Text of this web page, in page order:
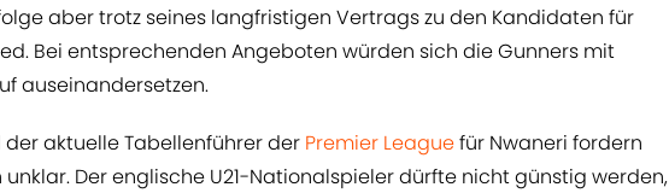
aber trotz seines langfristigen Vertrags zu den Kandidaten für
Bei entsprechenden Angeboten würden sich die Gunners mit
auseinandersetzen.
der aktuelle Tabellenführer der Premier Leaguefür Nwaneri fordern
unklar. Der englische U21-Nationalspieler dürfte nicht günstig werden,